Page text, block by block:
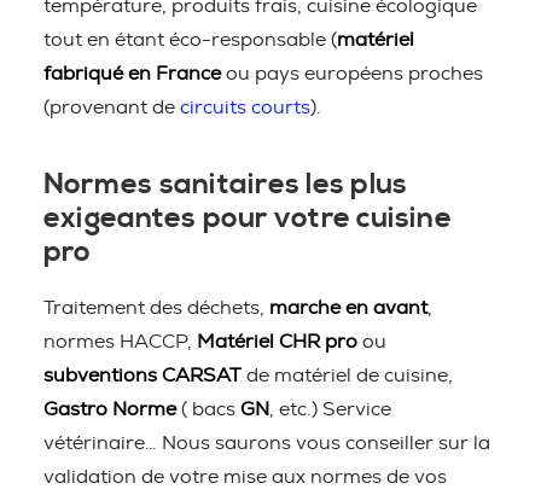
température, produits frais, cuisine écologique
tout en étant éco-responsable (matériel
fabriqué en Franceou pays européens proches
(provenant de circuits courts).
Normes sanitaires les plus
exigeantes pour votre cuisine
pro
Traitement des déchets, marche en avant,
normes HACCP,
Matériel CHR pro ou
subventions CARSAT de matériel de cuisine,
Gastro Norme( bacs GN
, etc.) Service
vétérinaire… Nous saurons vous conseiller sur la
validation de votre mise aux normes de vos